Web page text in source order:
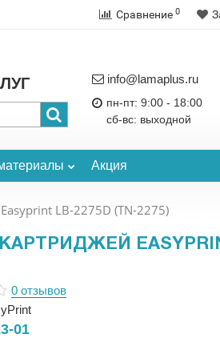
Сравнение 0
info@lamaplus.ru
пн-пт: 9:00 - 18:00
сб-вс: выходной
Акция
LB-2275D (TN-2275)
0 отзывов
01